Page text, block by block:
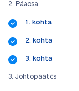
Pääosa
1. kohta
2. kohta
3. kohta
Johtopäätös